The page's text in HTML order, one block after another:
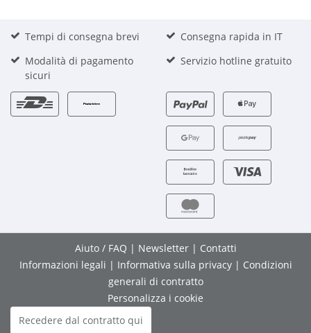
Tempi di consegna brevi
Consegna rapida in IT
Modalità di pagamento
sicuri
Servizio hotline gratuito
Aiuto / FAQ | Newsletter | Contatti
Informazioni legali | Informativa sulla privacy | Condizioni
generali di contratto
Personalizza i cookie
Recedere dal contratto qui